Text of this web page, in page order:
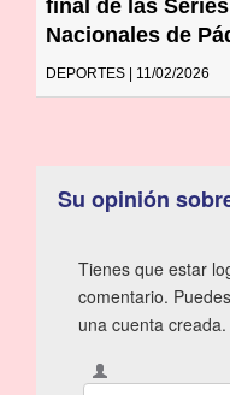
final de las Series
Nacionales de
DEPORTES | 11/02/2026
Su opinión
Tienes que estar
comentario. Puedes
una cuenta creada.